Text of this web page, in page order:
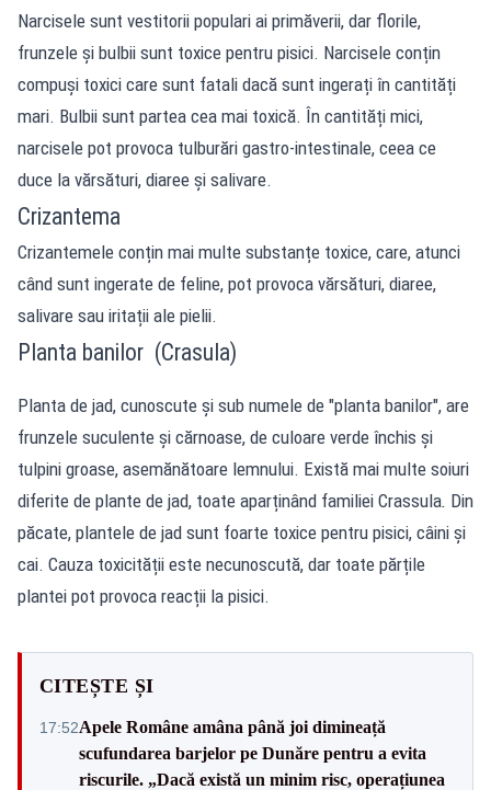
Narcisele sunt vestitorii populari ai primăverii, dar florile,
frunzele și bulbii sunt toxice pentru pisici. Narcisele conțin
compuși toxici care sunt fatali dacă sunt ingerați în cantități
mari. Bulbii sunt partea cea mai toxică. În cantități mici,
narcisele pot provoca tulburări gastro-intestinale, ceea ce
duce la vărsături, diaree și salivare.
Crizantema
Crizantemele conțin mai multe substanțe toxice, care, atunci
când sunt ingerate de feline, pot provoca vărsături, diaree,
salivare sau iritații ale pielii.
Planta banilor (Crasula)
Planta de jad, cunoscute și sub numele de "planta banilor", are
frunzele suculente și cărnoase, de culoare verde închis și
tulpini groase, asemănătoare lemnului. Există mai multe soiuri
diferite de plante de jad, toate aparținând familiei Crassula. Din
păcate, plantele de jad sunt foarte toxice pentru pisici, câini și
cai. Cauza toxicității este necunoscută, dar toate părțile
plantei pot provoca reacții la pisici.
CITEȘTE ȘI
17:52Apele Române amâna până joi dimineață
scufundarea barjelor pe Dunăre pentru a evita
riscurile. „Dacă există un minim risc, operațiunea